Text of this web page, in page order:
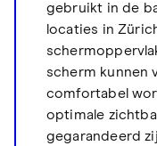
gebruikt in de
locaties in
scherm kunnen
comfortabel
optimale
gegarandeerd